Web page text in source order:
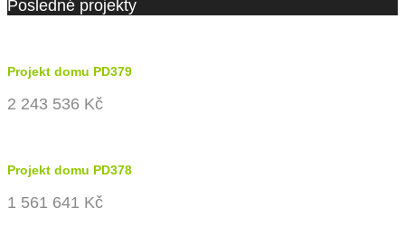
Posledné projekty
Projekt domu PD379
2 243 536 Kč
Projekt domu PD378
1 561 641 Kč